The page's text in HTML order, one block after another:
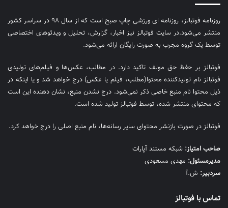
روزنامه فوتبالز، روزنامه ای ورزشی چاپ صبح است که از سال ۹۸ در سراسر کشور
منتشر می‌شود.در سایت فوتبالز نیز اخبار، گزارش، تحلیل و ویدئوهای اختصاصی
توسط یک گروه مجرب به صورت رایگان ارائه می‌شود.
فوتبالز بر حفظ حق مولف تاکید دارد. در مطالب، عکس‌ها و فیلم‌های تولیدی
فوتبالز نام تولیدکننده محتوا(مطلب، فیلم یا عکس) درج خواهد شد و یا اینکه در
ذیل محتوا نام منبع خاصی ذکر نمی‌‎شود. درج نشدن منبع، نشان دهنده این است
که محتوای منتشر شده، توسط فوتبالز تولید شده است.
فوتبالز در صورت بازنشر محتوای سایر رسانه‌ها، نام منبع اصلی را درج خواهد کرد.
صاحب امتیاز: شبکه مستند آپارات
مديرمسئول: مهدی مسعودی
سردبیر: ش.آ
تماس با فوتبالز